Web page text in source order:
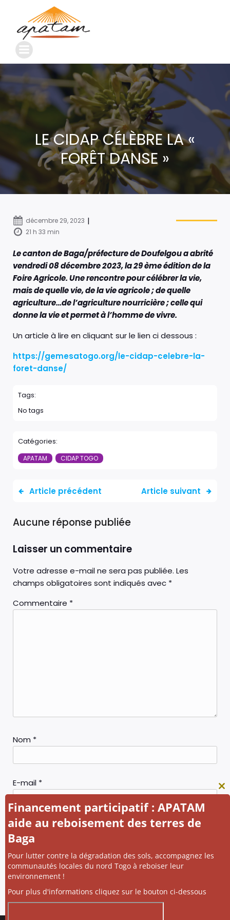
LE CIDAP CÉLÈBRE LA «
FORÊT DANSE »
décembre 29, 2023 |
21 h 33 min
Le canton de Baga/préfecture de Doufelgou a abrité
vendredi 08 décembre 2023, la 29 ème édition de la
Foire Agricole. Une rencontre pour célébrer la vie,
mais de quelle vie, de la vie agricole ; de quelle
agriculture…de l’agriculture nourricière ; celle qui
donne la vie et permet à l’homme de vivre.
Un article à lire en cliquant sur le lien ci dessous :
https://gemesatogo.org/le-cidap-celebre-la-
foret-danse/
Tags:
No tags
Catégories:
APATAM CIDAP TOGO
Article précédent Article suivant
Aucune réponse publiée
Laisser un commentaire
Votre adresse e-mail ne sera pas publiée. Les
champs obligatoires sont indiqués avec *
Commentaire *
Nom *
E-mail *
Site web
Financement participatif : APATAM
aide au reboisement des terres de
Baga
Pour lutter contre la dégradation des sols, accompagnez les
communautés locales du nord Togo à reboiser leur
environnement !
Pour plus d'informations cliquez sur le bouton ci-dessous